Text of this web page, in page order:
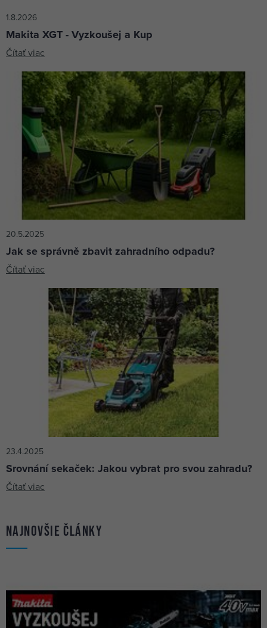
1.8.2026
Makita XGT - Vyzkoušej a Kup
Čítať viac
20.5.2025
Jak se správně zbavit zahradního odpadu?
Čítať viac
23.4.2025
Srovnání sekaček: Jakou vybrat pro svou zahradu?
Čítať viac
Najnovšie články